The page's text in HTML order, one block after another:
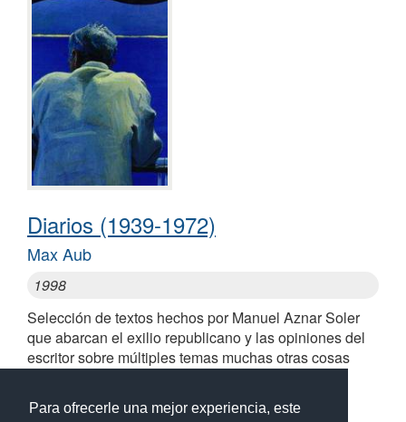
Para ofrecerle una mejor experiencia, este
Diarios (1939-1972)
Max Aub
1998
Selección de textos hechos por Manuel Aznar Soler
que abarcan el exilio republicano y las opiniones del
escritor sobre múltiples temas muchas otras cosas
Similares a Diarios (1939-1972)